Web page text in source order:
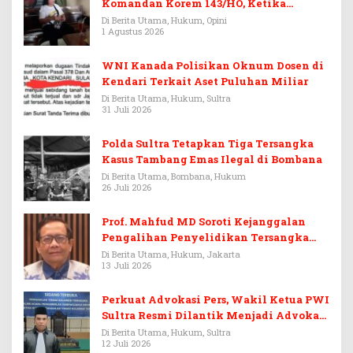
Komandan Korem 143/HO, Ketika
Warisan Menjadi Arena Pemerasan
Di Berita Utama, Hukum, Opini
1 Agustus 2026
WNI Kanada Polisikan Oknum Dosen di
Kendari Terkait Aset Puluhan Miliar
Di Berita Utama, Hukum, Sultra
31 Juli 2026
Polda Sultra Tetapkan Tiga Tersangka
Kasus Tambang Emas Ilegal di Bombana
Di Berita Utama, Bombana, Hukum
26 Juli 2026
Prof. Mahfud MD Soroti Kejanggalan
Pengalihan Penyelidikan Tersangka
Febrie Adriansyah
Di Berita Utama, Hukum, Jakarta
13 Juli 2026
Perkuat Advokasi Pers, Wakil Ketua PWI
Sultra Resmi Dilantik Menjadi Advokat
PERADI
Di Berita Utama, Hukum, Sultra
12 Juli 2026